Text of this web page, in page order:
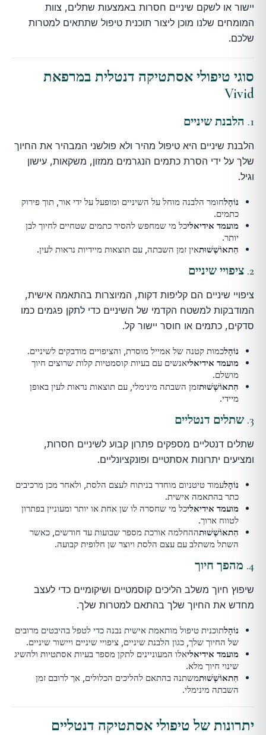
יישור או לשקם שיניים חסרות באמצעות שתלים, צוות
המומחים שלנו מוכן ליצור תוכנית טיפול שתתאים למטרות
שלכם.
סוגי טיפולי אסתטיקה דנטלית במרפאת
Vivid
1. הלבנת שיניים
הלבנת שיניים היא טיפול מהיר ולא פולשני המבהיר את החיוך
שלך על ידי הסרת כתמים הנגרמים ממזון, משקאות, עישון
וגיל.
נוֹהָלחומר הלבנה מוחל על השיניים ומופעל על ידי אור, תוך פירוק
כתמים.
מועמד אידיאליכל מי שמחפש להסיר כתמים שטחיים לחיוך לבן
יותר.
הִתאוֹשְׁשׁוּתאין זמן השבתה, עם תוצאות מיידיות נראות לעין.
2. ציפויי שיניים
ציפויי שיניים הם קליפות דקות, המיוצרות בהתאמה אישית,
המודבקות למשטח הקדמי של השיניים כדי לתקן פגמים כמו
סדקים, כתמים או חוסר יישור קל.
נוֹהָלכמות קטנה של אמייל מוסרת, והציפויים מודבקים לשיניים.
מועמד אידיאליאנשים עם בעיות קוסמטיות קלות שרוצים חיוך
מושלם.
הִתאוֹשְׁשׁוּתזמן השבתה מינימלי, עם תוצאות נראות לעין באופן
מיידי.
3. שתלים דנטליים
שתלים דנטליים מספקים פתרון קבוע לשיניים חסרות,
ומציעים יתרונות אסתטיים ופונקציונליים.
נוֹהָלעמוד טיטניום מוחדר בניתוח לעצם הלסת, ולאחר מכן מרכיבים
כתר בהתאמה אישית.
מועמד אידיאליכל מי שחסרה לו שן אחת או יותר ומעוניין בפתרון
לטווח ארוך.
הִתאוֹשְׁשׁוּתההחלמה אורכת מספר שבועות עד חודשים, כאשר
השתל משתלב עם עצם הלסת ויוצר שן חלופית קבועה.
4. מהפך חיוך
שיפוץ חיוך משלב הליכים קוסמטיים ושיקומיים כדי לעצב
מחדש את החיוך שלך בהתאם למטרות שלך.
נוֹהָלתוכנית טיפול מותאמת אישית נבנה כדי לטפל בהיבטים מרובים
של החיוך שלך, כגון הלבנת שיניים, ציפויי שיניים ויישור שיניים.
מועמד אידיאליאלו המעוניינים לתקן מספר בעיות אסתטיות ולהשיג
שינוי חיוך מלא.
הִתאוֹשְׁשׁוּתמשתנה בהתאם להליכים הכלולים, אך לרובם זמן
השבתה מינימלי.
יתרונות של טיפולי אסתטיקה דנטליים